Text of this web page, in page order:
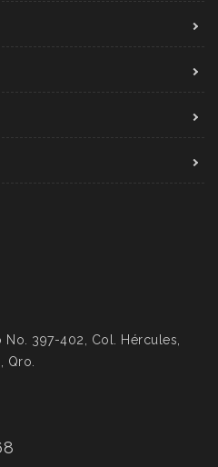
397-402, Col. Hércules,
Qro.